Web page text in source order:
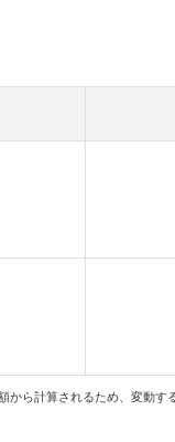
ら計算されるため、変動す